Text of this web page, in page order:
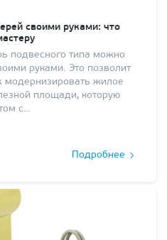
своими руками: что
подвесного типа можно
руками. Это позволит
жилое
площади, которую
с…
Подробнее